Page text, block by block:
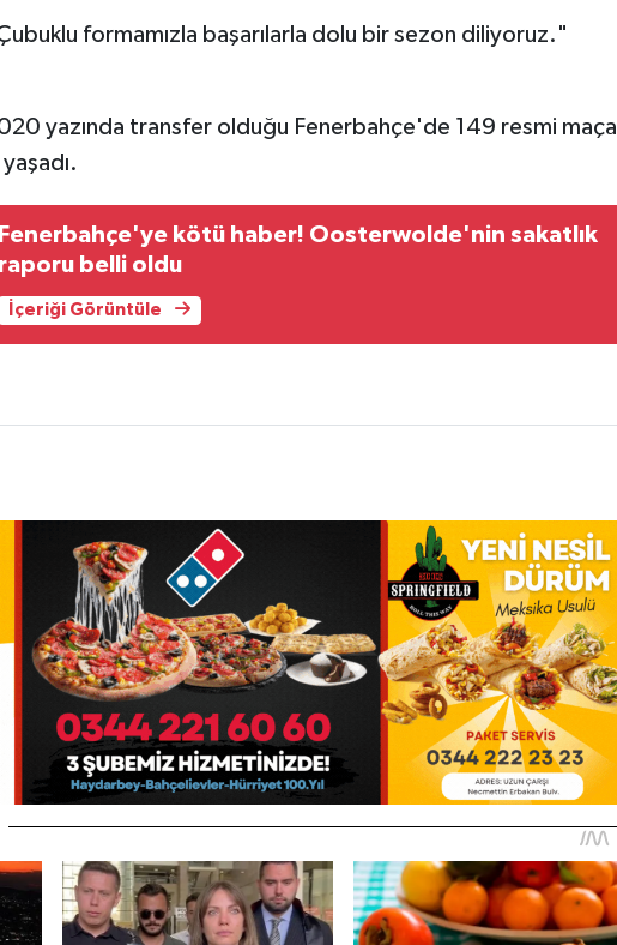
formamızla başarılarla dolu bir sezon diliyoruz."
yazında transfer olduğu Fenerbahçe'de 149 resmi maça
Fenerbahçe'ye kötü haber! Oosterwolde'nin sakatlık
raporu belli oldu
İçeriği Görüntüle